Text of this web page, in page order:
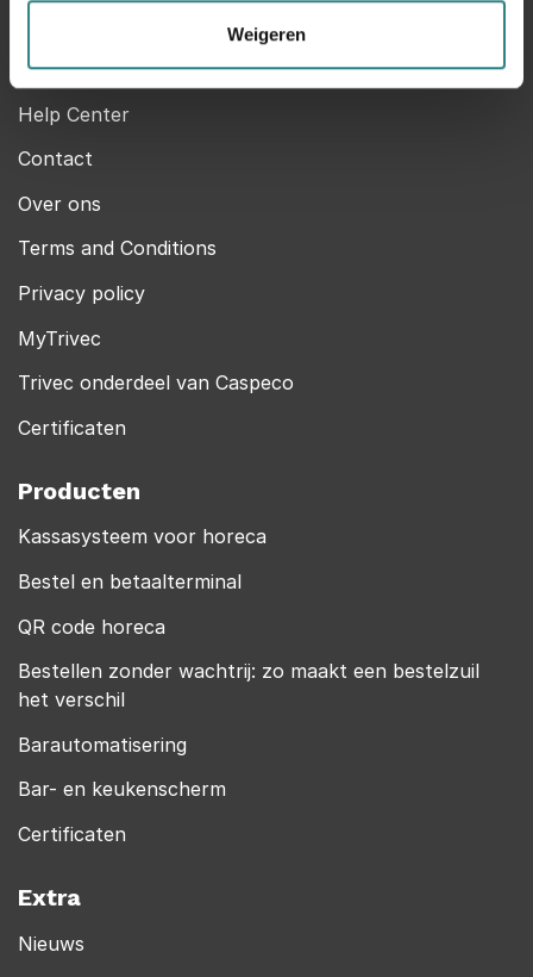
Weigeren
014 42 32 37
Trivec
Help Center
Contact
Over ons
Terms and Conditions
Privacy policy
MyTrivec
Trivec onderdeel van Caspeco
Certificaten
Producten
Kassasysteem voor horeca
Bestel en betaalterminal
QR code horeca
Bestellen zonder wachtrij: zo maakt een bestelzuil
het verschil
Barautomatisering
Bar- en keukenscherm
Certificaten
Extra
Nieuws